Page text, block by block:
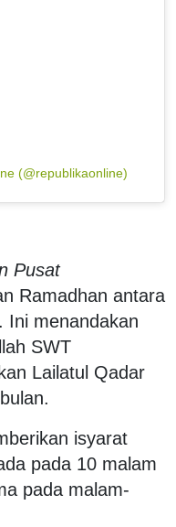
(@republikaonline)
Pusat
Ramadhan antara
Ini menandakan
SWT
Lailatul Qadar
isyarat
pada 10 malam
pada malam-